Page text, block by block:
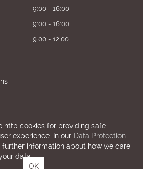
9:00 - 16:00
9:00 - 16:00
9:00 - 12:00
http cookies for providing safe
experience. In our Data Protection
further information about how we care
data.
OK